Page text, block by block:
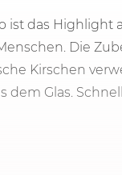
ist das Highlight
Die
Kirschen
dem Glas.